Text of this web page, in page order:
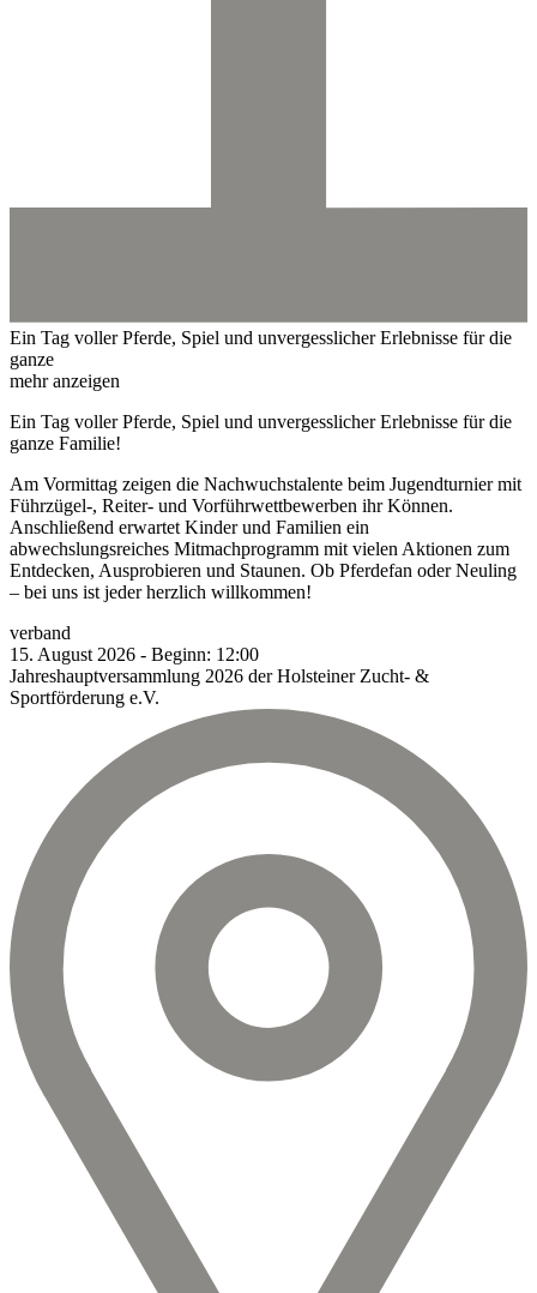
Ein Tag voller Pferde, Spiel und unvergesslicher Erlebnisse für die
ganze
mehr anzeigen
Ein Tag voller Pferde, Spiel und unvergesslicher Erlebnisse für die
ganze Familie!
Am Vormittag zeigen die Nachwuchstalente beim Jugendturnier mit
Führzügel-, Reiter- und Vorführwettbewerben ihr Können.
Anschließend erwartet Kinder und Familien ein
abwechslungsreiches Mitmachprogramm mit vielen Aktionen zum
Entdecken, Ausprobieren und Staunen. Ob Pferdefan oder Neuling
– bei uns ist jeder herzlich willkommen!
verband
15. August 2026 - Beginn: 12:00
Jahreshauptversammlung 2026 der Holsteiner Zucht- &
Sportförderung e.V.